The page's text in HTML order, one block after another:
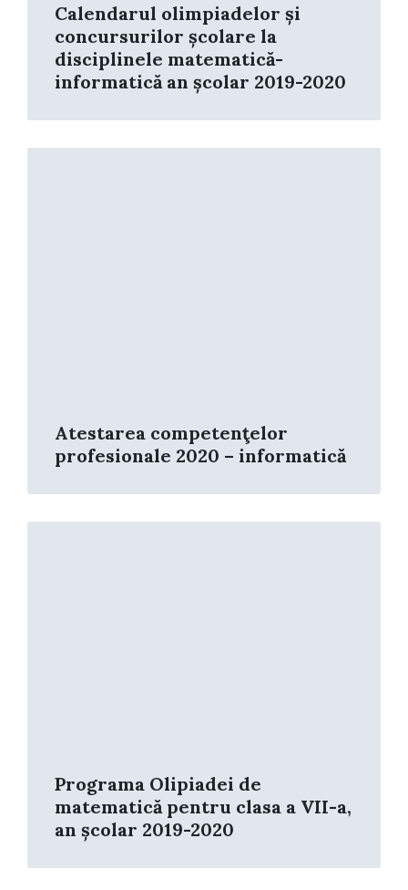
Calendarul olimpiadelor și
concursurilor școlare la
disciplinele matematică-
informatică an școlar 2019-2020
Atestarea competenţelor
profesionale 2020 – informatică
Read
Programa Olipiadei de
matematică pentru clasa a VII-a,
an școlar 2019-2020
Read